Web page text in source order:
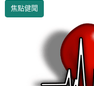
焦點健聞